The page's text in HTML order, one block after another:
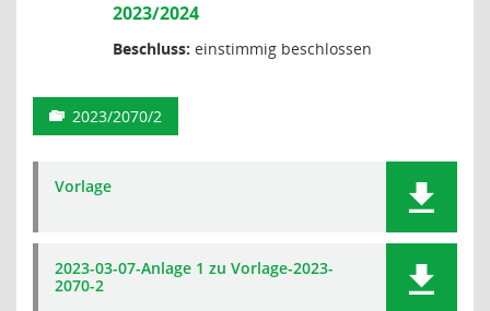
2023/2024
Beschluss: einstimmig beschlossen
2023/2070/2
Vorlage
2023-03-07-Anlage 1 zu Vorlage-2023-
2070-2